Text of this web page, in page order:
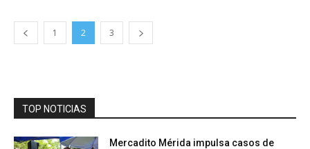
1 2 3
TOP NOTICIAS
Mercadito Mérida impulsa casos de